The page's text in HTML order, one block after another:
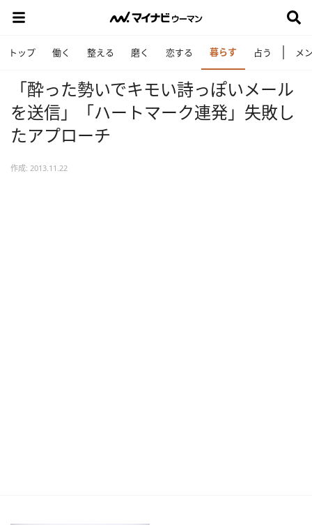
トップ 働く 整える 磨く 恋する 暮らす 占う メ
「酔った勢いでキモい詩っぽいメール
を送信」「ハートマーク連発」失敗し
たアプローチ
作成: 2013.11.22